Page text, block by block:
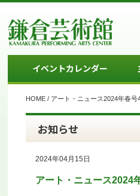
イベントカレンダー
HOME / アート・ニュース2024年春号
お知らせ
2024年04月15日
アート・ニュース2024